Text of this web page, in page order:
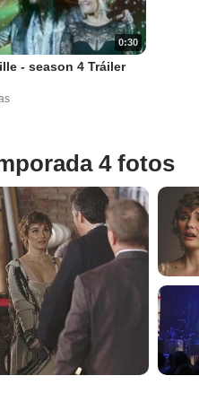
0:30
- season 4 Tráiler
4 fotos